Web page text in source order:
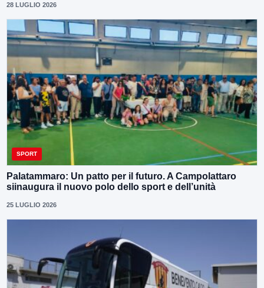
28 LUGLIO 2026
SPORT
Palatammaro: Un patto per il futuro. A Campolattaro
siinaugura il nuovo polo dello sport e dell’unità
25 LUGLIO 2026